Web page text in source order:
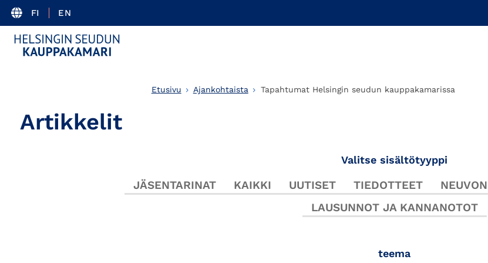
FI EN
Etusivu Ajankohtaista Tapahtumat Helsingin seudun kauppakamarissa
Artikkelit
Valitse sisältötyyppi
JÄSENTARINAT KAIKKI UUTISET TIEDOTTEET
LAUSUNNOT JA KANNANOTOT
teema